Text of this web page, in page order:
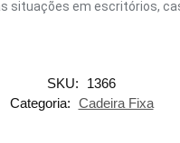
situações em escritórios,
SKU:
1366
Categoria: Cadeira Fixa